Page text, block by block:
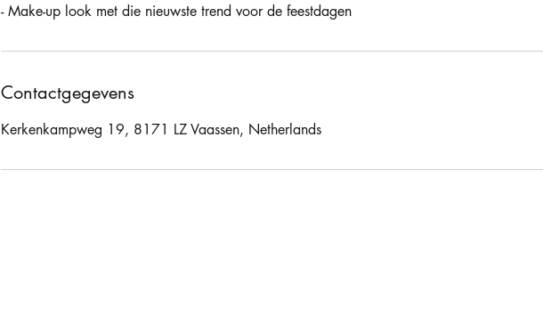
Contactgegevens
Kerkenkampweg 19, 8171 LZ Vaassen, Netherlands